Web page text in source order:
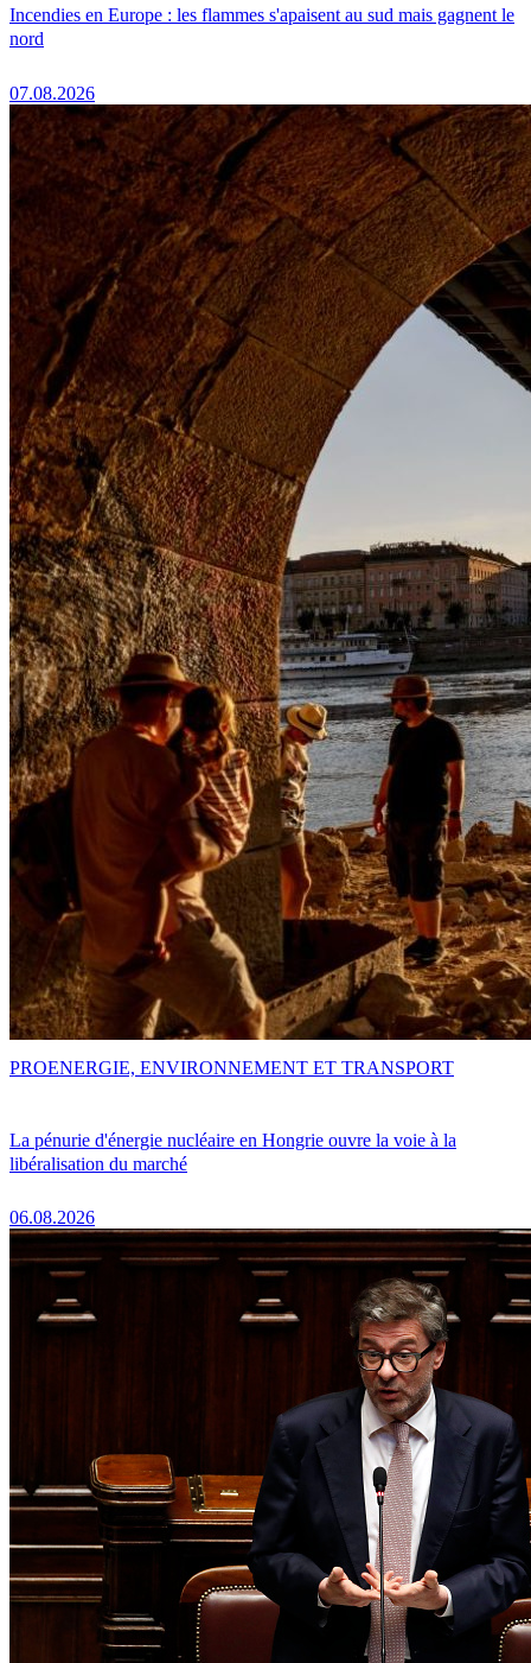
Incendies en Europe : les flammes s'apaisent au sud mais gagnent le
nord
07.08.2026
La pénurie d'énergie nucléaire en Hongrie ouvre la voie à la
libéralisation du marché
06.08.2026
PROENERGIE, ENVIRONNEMENT ET TRANSPORT